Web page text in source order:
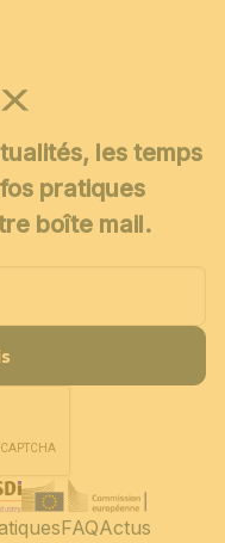
les temps
pratiques
boîte mail.
FAQActus